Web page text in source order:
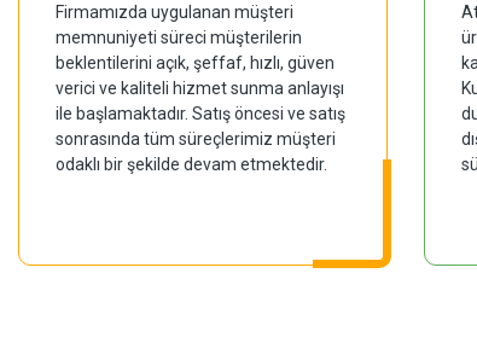
Firmamızda uygulanan müşteri
memnuniyeti süreci müşterilerin
beklentilerini açık, şeffaf, hızlı, güven
verici ve kaliteli hizmet sunma anlayışı
ile başlamaktadır. Satış öncesi ve satış
sonrasında tüm süreçlerimiz müşteri
odaklı bir şekilde devam etmektedir.